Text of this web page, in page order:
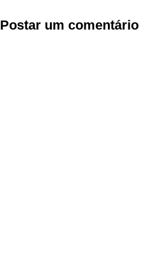
Postar um comentário